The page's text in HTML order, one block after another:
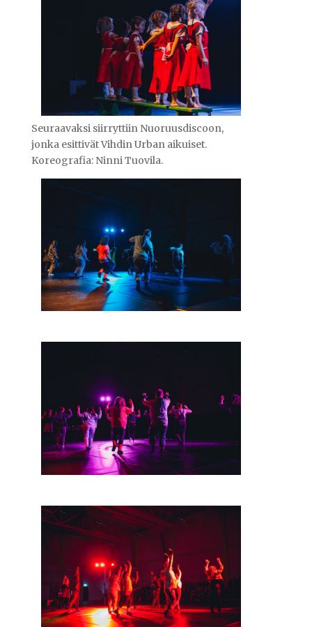
Seuraavaksi siirryttiin Nuoruusdiscoon,
jonka esittivät Vihdin Urban aikuiset.
Koreografia: Ninni Tuovila.